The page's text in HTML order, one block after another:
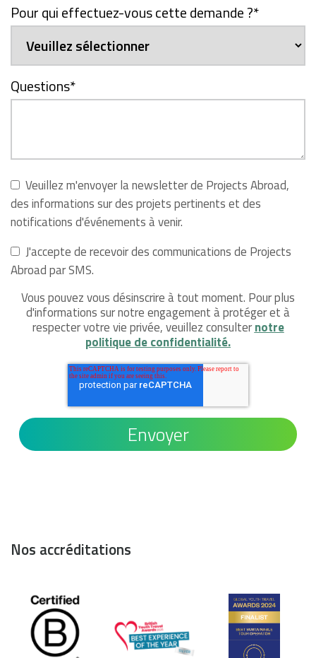
Pour qui effectuez-vous cette demande ?*
Questions*
Veuillez m'envoyer la newsletter de Projects Abroad,
des informations sur des projets pertinents et des
notifications d'événements à venir.
J'accepte de recevoir des communications de Projects
Abroad par SMS.
Vous pouvez vous désinscrire à tout moment. Pour plus
d'informations sur notre engagement à protéger et à
respecter votre vie privée, veuillez consulternotre
politique de confidentialité.
Nos accréditations